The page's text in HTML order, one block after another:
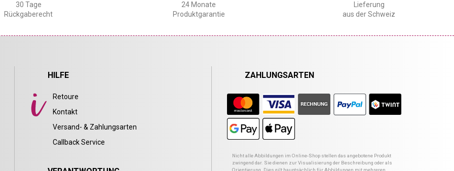
30 Tage
Rückgaberecht
24 Monate
Produktgarantie
Lieferung
aus der Schweiz
HILFE
Retoure
Kontakt
Versand- & Zahlungsarten
Callback Service
ZAHLUNGSARTEN
Nicht alle Abbildungen im Online-Shop stellen das angebotene Produkt
zwingend dar. Sie dienen zur Visualisierung der Beschreibung oder als
Orientierung. Dies gilt hauptsächlich für Abbildungen mit mehreren